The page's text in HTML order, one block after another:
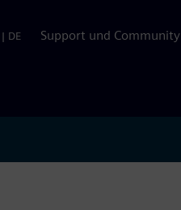
| DE Support und Community